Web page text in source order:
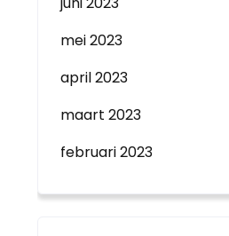
mei 2023
april 2023
maart 2023
februari 2023